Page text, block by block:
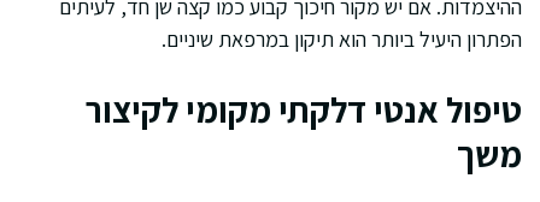
ההיצמדות. אם יש מקור חיכוך קבוע כמו קצה שן חד, לעיתים
הפתרון היעיל ביותר הוא תיקון במרפאת שיניים.
טיפול אנטי דלקתי מקומי לקיצור
משך